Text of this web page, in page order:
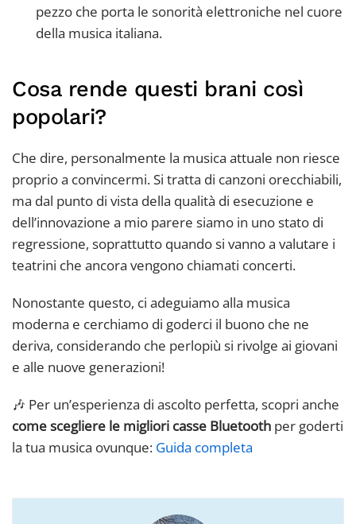
pezzo che porta le sonorità elettroniche nel cuore
della musica italiana.
Cosa rende questi brani così
popolari?
Che dire, personalmente la musica attuale non riesce
proprio a convincermi. Si tratta di canzoni orecchiabili,
ma dal punto di vista della qualità di esecuzione e
dell’innovazione a mio parere siamo in uno stato di
regressione, soprattutto quando si vanno a valutare i
teatrini che ancora vengono chiamati concerti.
Nonostante questo, ci adeguiamo alla musica
moderna e cerchiamo di goderci il buono che ne
deriva, considerando che perlopiù si rivolge ai giovani
e alle nuove generazioni!
🎶 Per un’esperienza di ascolto perfetta, scopri anche
come scegliere le migliori casse Bluetooth per goderti
la tua musica ovunque: Guida completa